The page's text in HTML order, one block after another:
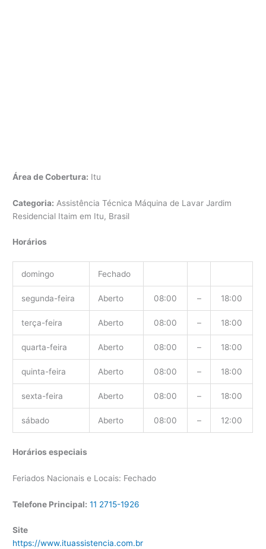
Área de Cobertura: Itu
Categoria: Assistência Técnica Máquina de Lavar Jardim
Residencial Itaim em Itu, Brasil
Horários
domingo Fechado
segunda-feira Aberto 08:00 – 18:00
terça-feira Aberto 08:00 – 18:00
quarta-feira Aberto 08:00 – 18:00
quinta-feira Aberto 08:00 – 18:00
sexta-feira Aberto 08:00 – 18:00
sábado Aberto 08:00 – 12:00
Horários especiais
Feriados Nacionais e Locais: Fechado
Telefone Principal: 11 2715-1926
Site
https://www.ituassistencia.com.br